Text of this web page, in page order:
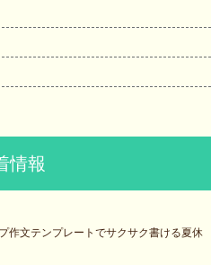
情報
作文テンプレートでサクサク書ける夏休